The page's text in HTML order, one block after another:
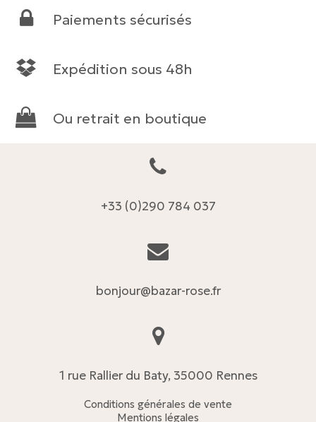
Paiements sécurisés
Expédition sous 48h
Ou retrait en boutique
+33 (0)290 784 037
bonjour@bazar-rose.fr
1 rue Rallier du Baty, 35000 Rennes
Conditions générales de vente
Mentions légales